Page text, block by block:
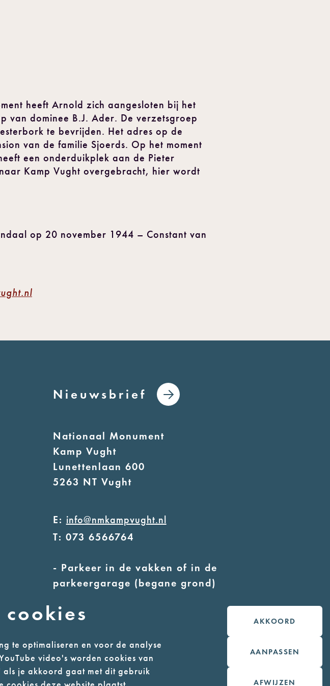
heeft Arnold zich aangesloten bij het
van dominee B.J. Ader. De verzetsgroep
te bevrijden. Het adres op de
van de familie Sjoerds. Op het moment
een onderduikplek aan de Pieter
Kamp Vught overgebracht, hier wordt
op 20 november 1944 – Constant van
te optimaliseren en voor de analyse
video's worden cookies van
je akkoord gaat met dit gebruik
AKKOORD
AANPASSEN
AFWIJZEN
Nieuwsbrief
Nationaal Monument
Kamp Vught
Lunettenlaan 600
5263 NT Vught
E: info@nmkampvught.nl
T: 073 6566764
- Parkeer in de vakken of in de
parkeergarage (begane grond)